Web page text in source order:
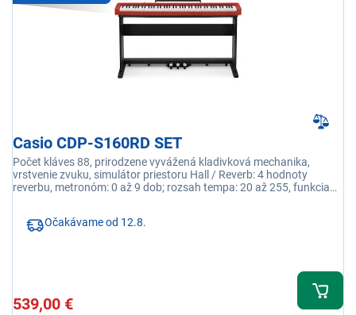
Casio CDP-S160RD SET
Počet kláves 88, prirodzene vyvážená kladivková mechanika,
vrstvenie zvuku, simulátor priestoru Hall / Reverb: 4 hodnoty
reverbu, metronóm: 0 až 9 dob; rozsah tempa: 20 až 255, funkcia
Očakávame od 12.8.
539,00 €